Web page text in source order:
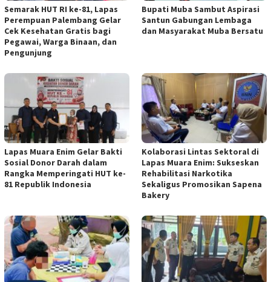
Semarak HUT RI ke-81, Lapas
Perempuan Palembang Gelar
Cek Kesehatan Gratis bagi
Pegawai, Warga Binaan, dan
Pengunjung
Bupati Muba Sambut Aspirasi
Santun Gabungan Lembaga
dan Masyarakat Muba Bersatu
Lapas Muara Enim Gelar Bakti
Sosial Donor Darah dalam
Rangka Memperingati HUT ke-
81 Republik Indonesia
Kolaborasi Lintas Sektoral di
Lapas Muara Enim: Sukseskan
Rehabilitasi Narkotika
Sekaligus Promosikan Sapena
Bakery